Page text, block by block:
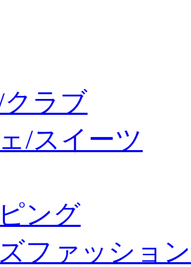
ラブ
/スイーツ
ング
ファッション